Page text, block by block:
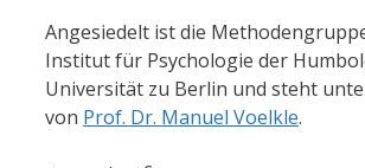
Angesiedelt ist die
Institut für Psychologie der
Universität zu Berlin und steht
von Prof. Dr. Manuel Voelkle.